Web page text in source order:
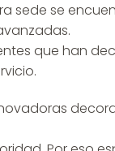
sede se
que han